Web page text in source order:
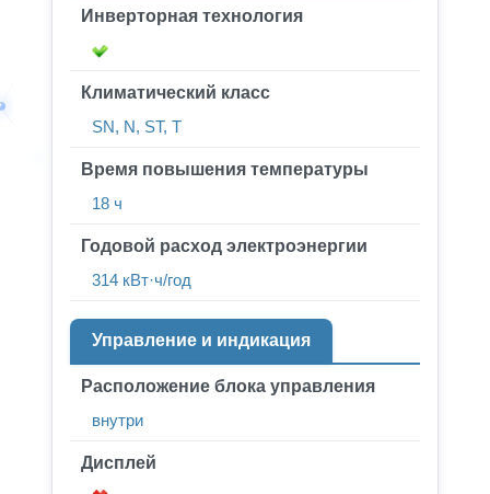
Инверторная технология
Климатический класс
SN, N, ST, T
Время повышения температуры
18 ч
Годовой расход электроэнергии
314 кВт·ч/год
Управление и индикация
Расположение блока управления
внутри
Дисплей